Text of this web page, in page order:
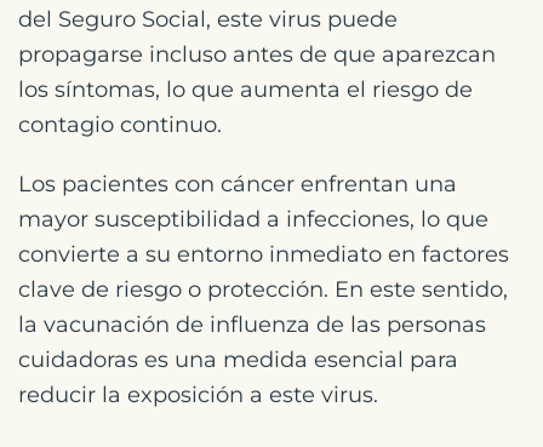
del Seguro Social, este virus puede
propagarse incluso antes de que aparezcan
los síntomas, lo que aumenta el riesgo de
contagio continuo.
Los pacientes con cáncer enfrentan una
mayor susceptibilidad a infecciones, lo que
convierte a su entorno inmediato en factores
clave de riesgo o protección. En este sentido,
la vacunación de influenza de las personas
cuidadoras es una medida esencial para
reducir la exposición a este virus.